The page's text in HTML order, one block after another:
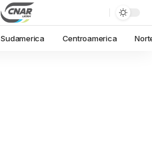
Sudamerica Centroamerica